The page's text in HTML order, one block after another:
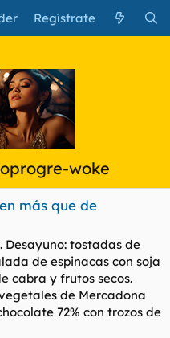
Regístrate
woke
más que de
Desayuno: tostadas de
de espinacas con soja
cabra y frutos secos.
de Mercadona
72% con trozos de